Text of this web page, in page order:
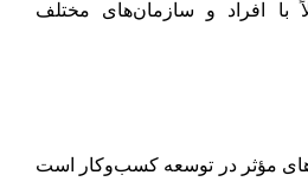
با افراد و سازمان‌های مختلف
مؤثر در توسعه کسب‌وکار است